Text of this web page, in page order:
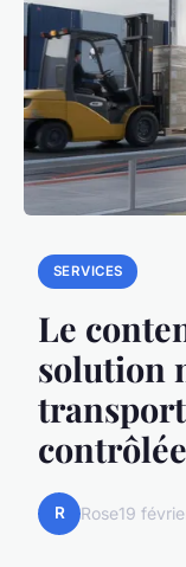
SERVICES
Le
solution
contrôlée
R Rose19